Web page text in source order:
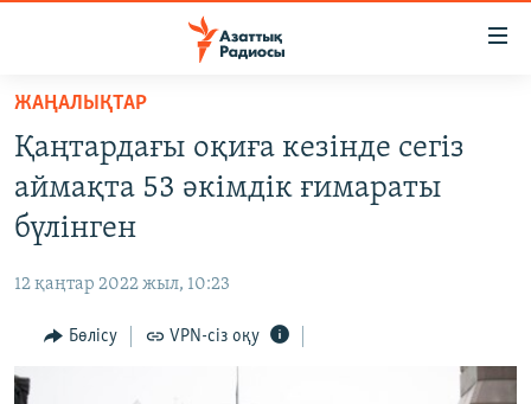
Skip
main
content
Skip
main
Navigation
Search
САЯСАТ
AZATTYQTV
АДАМ ҚҰҚЫҚТАРЫ
ӘЛЕУМЕТ
ӘЛЕМ
ЖАҢАЛЫҚТАР
Қаңтардағы оқиға кезінде сегіз
аймақта 53 әкімдік ғимараты
бүлінген
12 қаңтар 2022 жыл, 10:23
Бөлісу VPN-сіз оқу